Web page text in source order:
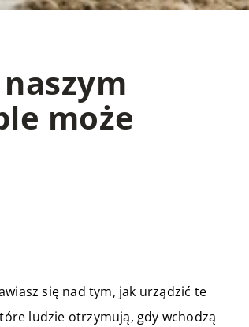
może
się nad tym, jak urządzić te
ludzie otrzymują, gdy wchodzą